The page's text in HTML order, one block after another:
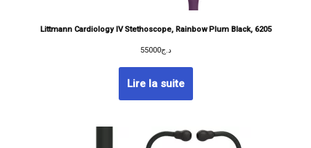
Littmann Cardiology IV Stethoscope, Rainbow Plum Black, 6205
د.ج55000
Lire la suite